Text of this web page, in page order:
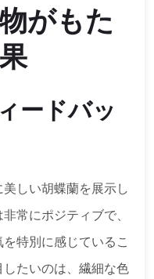
がもた
ードバッ
しい胡蝶蘭を展示し
常にポジティブで、
特別に感じているこ
たいのは、繊細な色